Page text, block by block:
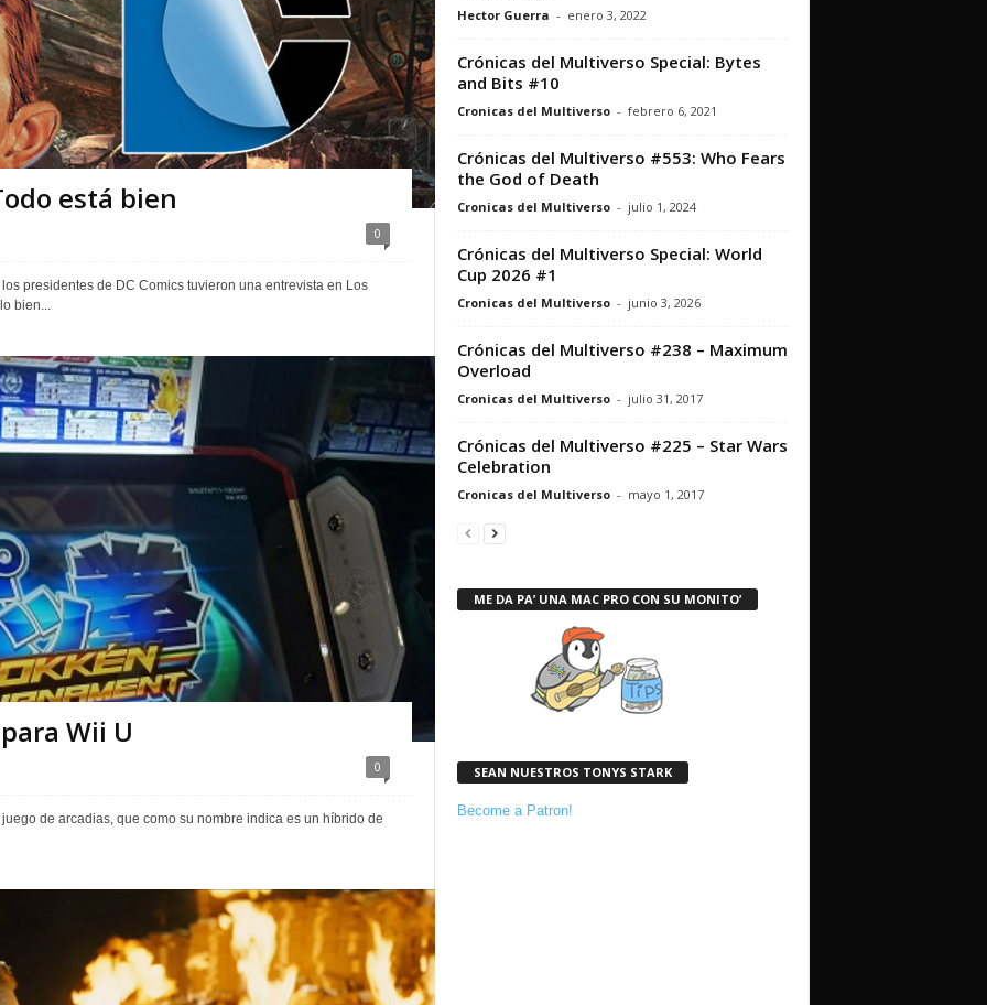
está bien
0
presidentes de DC Comics tuvieron una entrevista en Los
bien...
Wii U
0
de arcadias, que como su nombre indica es un híbrido de
Hector Guerra - enero 3, 2022
Crónicas del Multiverso Special: Bytes
and Bits #10
Cronicas del Multiverso - febrero 6, 2021
Crónicas del Multiverso #553: Who Fears
the God of Death
Cronicas del Multiverso - julio 1, 2024
Crónicas del Multiverso Special: World
Cup 2026 #1
Cronicas del Multiverso - junio 3, 2026
Crónicas del Multiverso #238 – Maximum
Overload
Cronicas del Multiverso - julio 31, 2017
Crónicas del Multiverso #225 – Star Wars
Celebration
Cronicas del Multiverso - mayo 1, 2017
ME DA PA’ UNA MAC PRO CON SU MONITO’
SEAN NUESTROS TONYS STARK
Become a Patron!